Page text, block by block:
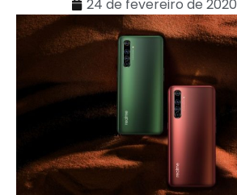
24 de fevereiro de 2020